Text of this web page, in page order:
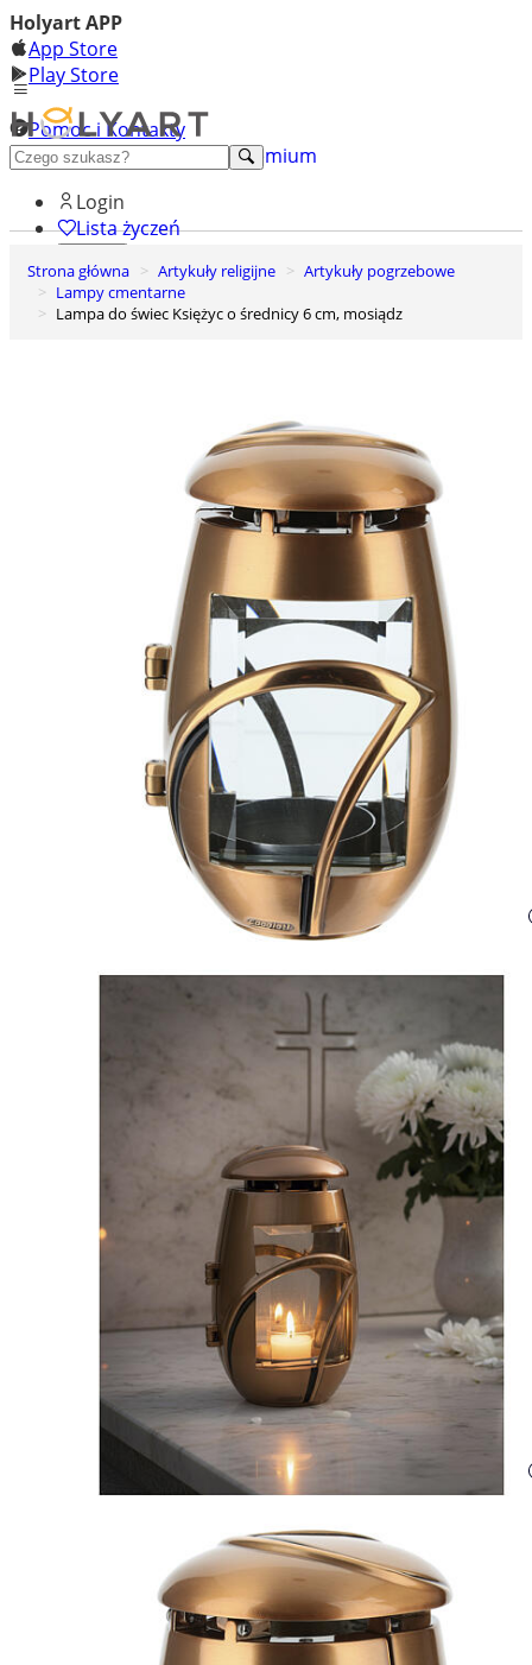
Holyart APP
App Store
Play Store
Pomoc i Kontakty
+48 222 922 860
Odkryj premium
Login
Lista życzeń
0
Koszyk
Strona główna Artykuły religijne
Artykuły pogrzebowe
Lampy cmentarne
Lampa do świec Księżyc o średnicy 6 cm, mosiądz